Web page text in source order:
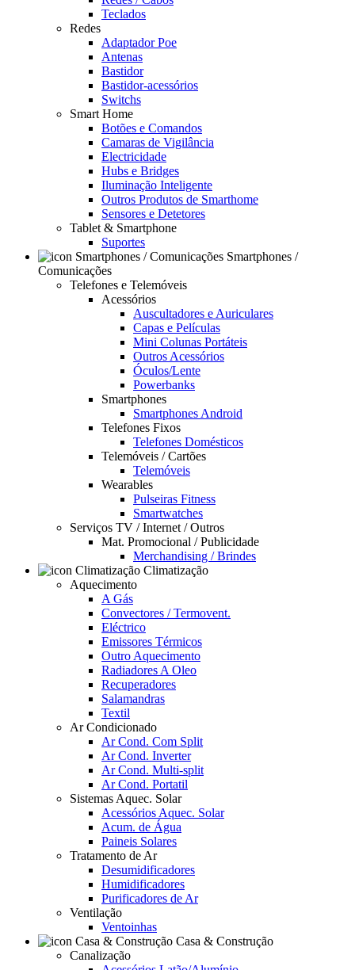
Teclados
Redes
Adaptador Poe
Antenas
Bastidor
Bastidor-acessórios
Switchs
Smart Home
Botões e Comandos
Camaras de Vigilância
Electricidade
Hubs e Bridges
Iluminação Inteligente
Outros Produtos de Smarthome
Sensores e Detetores
Tablet & Smartphone
Suportes
Smartphones /
Comunicações
Telefones e Telemóveis
Acessórios
Auscultadores e Auriculares
Capas e Películas
Mini Colunas Portáteis
Outros Acessórios
Óculos/Lente
Powerbanks
Smartphones
Smartphones Android
Telefones Fixos
Telefones Domésticos
Telemóveis / Cartões
Telemóveis
Wearables
Pulseiras Fitness
Smartwatches
Serviços TV / Internet / Outros
Mat. Promocional / Publicidade
Merchandising / Brindes
Climatização
Aquecimento
A Gás
Convectores / Termovent.
Eléctrico
Emissores Térmicos
Outro Aquecimento
Radiadores A Oleo
Recuperadores
Salamandras
Textil
Ar Condicionado
Ar Cond. Com Split
Ar Cond. Inverter
Ar Cond. Multi-split
Ar Cond. Portatil
Sistemas Aquec. Solar
Acessórios Aquec. Solar
Acum. de Água
Paineis Solares
Tratamento de Ar
Desumidificadores
Humidificadores
Purificadores de Ar
Ventilação
Ventoinhas
Casa & Construção
Canalização